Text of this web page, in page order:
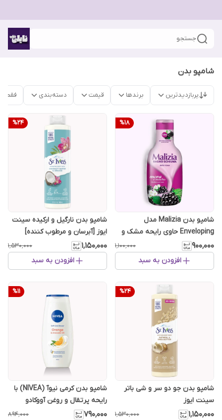
جستجو
شامپو بدن
پربازدیدترین برندها قیمت دسته‌بندی فقط
%18
شامپو بدن Malizia مدل
Enveloping حاوی رایحه مشک و
شاه توت حجم 1000 میل
۹۰۰٬۰۰۰ ۱٬۱۰۰٬۰۰۰
افزودن به سبد
%24
شامپو بدن نارگیل و ارکیده سینت
ایوز [آبرسان و مرطوب کننده]
۱٬۱۵۰٬۰۰۰ ۱٬۵۳۰٬۰۰۰
افزودن به سبد
%24
شامپو بدن جو دو سر و شی باتر
سینت ایوز
۱٬۱۵۰٬۰۰۰ ۱٬۵۳۰٬۰۰۰
%11
شامپو بدن کرمی نیوآ (NIVEA) با
رایحه پرتقال و روغن آووکادو
۷۹۰٬۰۰۰ ۸۹۴٬۰۰۰